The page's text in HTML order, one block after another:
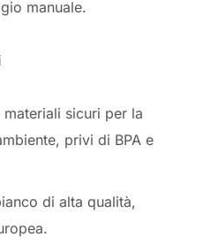
manuale.
sicuri per la
privi di BPA e
di alta qualità,